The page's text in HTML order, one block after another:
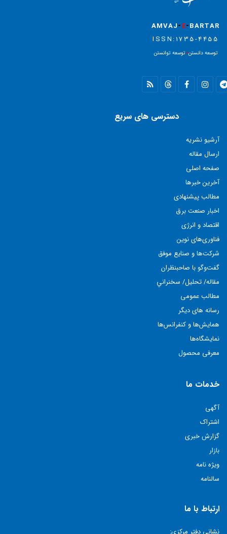
AMVAJ-E-BARTAR
ISSN:1735-4455
توسعه دانستن=توسعه توانستن
دسترسی های سریع
آرشیو نشریه
ارسال مقاله
صفحه اصلی
آخرین خبرها
مطالب پيشنهادی
اخبار صنعت برق
اقتصاد و انرژی
فناوری‌های نوين
شركت‌ها و صنايع موفق
گفت‌وگو با صاحبنظران
مقاله/ تحليل/ سخنراني
مطالب عمومی
رسانه های دیگر
همايش‌ها و كنفرانس‌ها
نمايشگاه‌ها
معرفی محصول
خدمات ما
آگهی
اشتراک
گزارش خبری
بازار
ویژه نامه
سالنامه
ارتباط با ما
نشانی دفتر مرکزی: